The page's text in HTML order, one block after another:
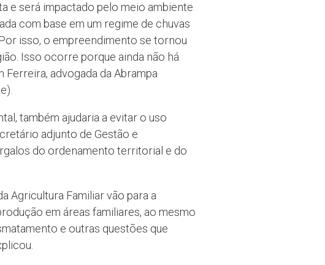
e será impactado pelo meio ambiente
com base em um regime de chuvas
isso, o empreendimento se tornou
Isso ocorre porque ainda não há
advogada da Abrampa
também ajudaria a evitar o uso
adjunto de Gestão e
do ordenamento territorial e do
Agricultura Familiar vão para a
em áreas familiares, ao mesmo
e outras questões que